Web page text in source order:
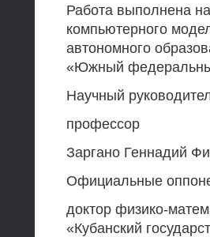
Работа выполнена
компьютерного
автономного
«Южный
Научный
профессор
Заргано Геннадий
Официальные
доктор физико-
«Кубанский